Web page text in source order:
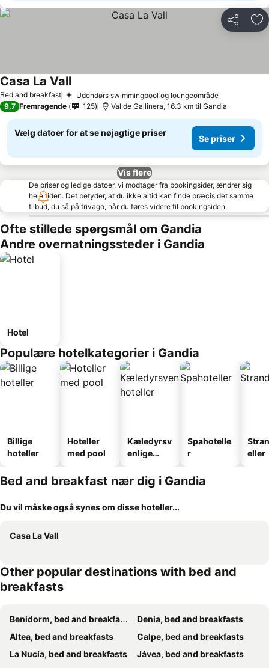
Del
Bed and breakfast Udendørs swimmingpool og loungeområde
Casa La Vall
9,7 Fremragende 125 Val de Gallinera, 16.3 km til Gandia
Vælg datoer for at se nøjagtige priser
Se priser
Vis flere
De priser og ledige datoer, vi modtager fra bookingsider, ændrer sig
hele tiden. Det betyder, at du ikke altid kan finde præcis det samme
tilbud, du så på trivago, når du føres videre til bookingsiden.
Ofte stillede spørgsmål om Gandia
Andre overnatningssteder i Gandia
Hotel
Populære hotelkategorier i Gandia
Billige
hoteller
Hoteller
med pool
Kæledyrsv
enlige
Spahotelle
r
eller
Bed and breakfast nær dig i Gandia
Du vil måske også synes om disse hoteller...
Casa La Vall
Other popular destinations with bed and
breakfasts
Benidorm, bed and breakfasts
Denia, bed and breakfasts
Altea, bed and breakfasts
Calpe, bed and breakfasts
La Nucía, bed and breakfasts
Jávea, bed and breakfasts